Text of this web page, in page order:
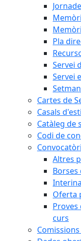
Pla
Servei
Servei
Cartes de
Casals
Catàleg de
Codi de
Altres
Borses
Oferta
curs